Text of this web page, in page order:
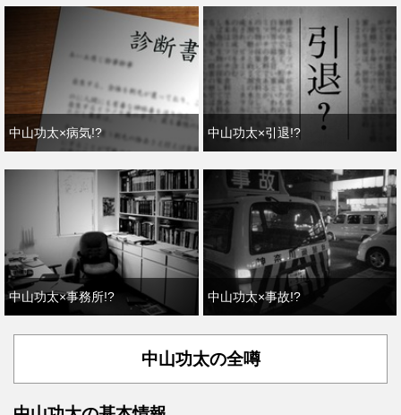
中山功太×病気!? 中山功太×引退!?
中山功太×事務所!? 中山功太×事故!?
中山功太の全噂